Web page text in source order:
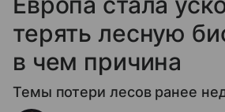
терять лесную
в чем причина
Темы потери лесов ранее